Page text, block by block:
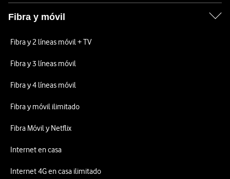
Fibra y móvil
Fibra y 2 líneas móvil + TV
Fibra y 3 líneas móvil
Fibra y 4 líneas móvil
Fibra y móvil ilimitado
Fibra Móvil y Netflix
Internet en casa
Internet 4G en casa ilimitado